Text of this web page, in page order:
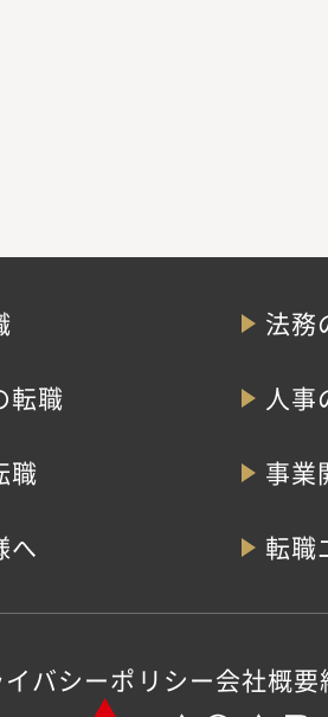
法務
転職 人事
職 事業
へ 転職
イバシーポリシー会社概要